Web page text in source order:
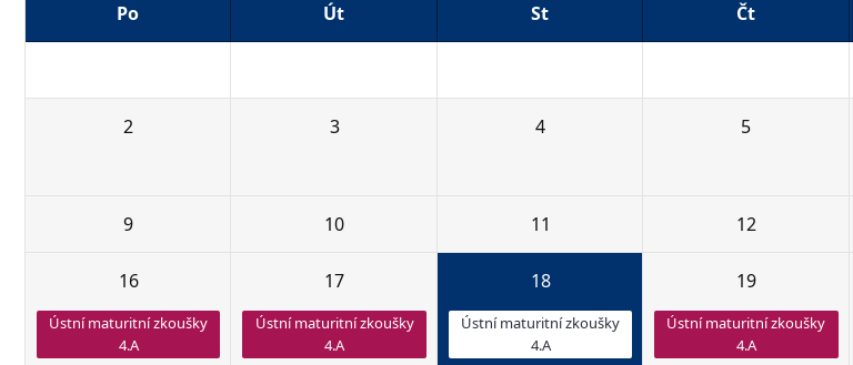
Po Út St Čt
2 3 4 5
9 10 11 12
16
Ústní maturitní zkoušky
4.A
17
Ústní maturitní zkoušky
4.A
18
Ústní maturitní zkoušky
4.A
19
Ústní maturitní zkoušky
4.A